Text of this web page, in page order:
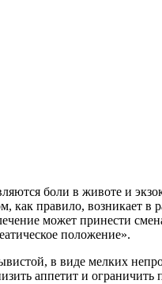
боли в животе и
как правило, возникает
может принести
положение».
в виде мелких
аппетит и